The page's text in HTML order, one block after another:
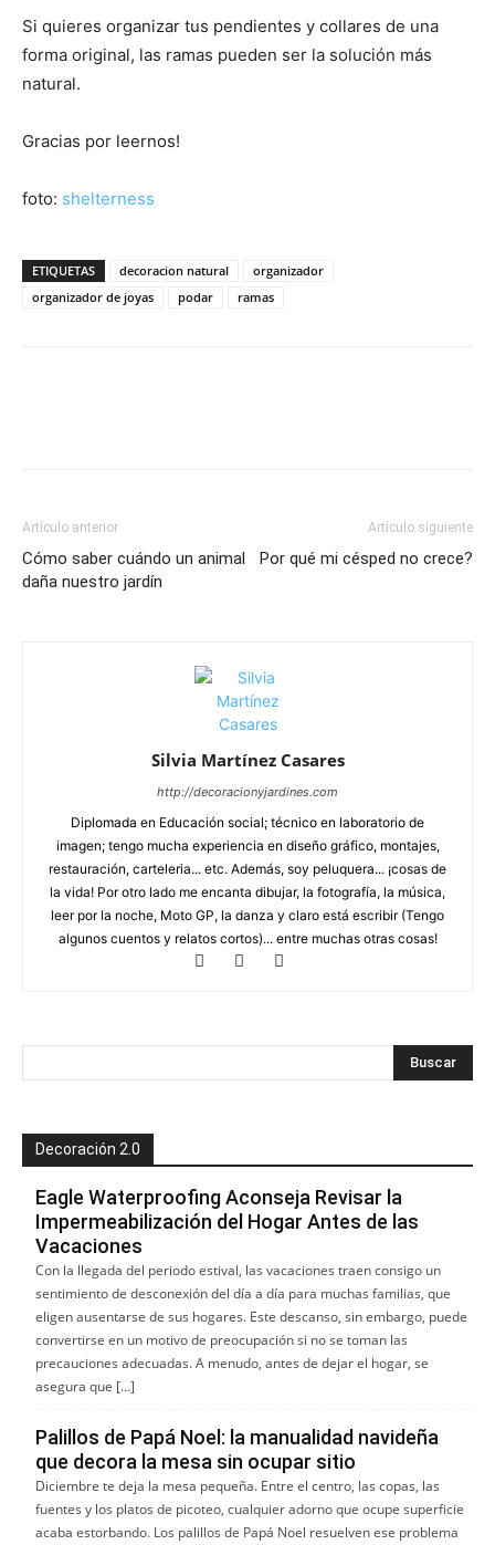
Si quieres organizar tus pendientes y collares de una
forma original, las ramas pueden ser la solución más
natural.
Gracias por leernos!
foto: shelterness
ETIQUETAS decoracion natural
organizador
organizador de joyas
podar ramas
Artículo anterior
Cómo saber cuándo un animal
daña nuestro jardín
Artículo siguiente
Por qué mi césped no crece?
Silvia Martínez Casares
http://decoracionyjardines.com
Diplomada en Educación social; técnico en laboratorio de
imagen; tengo mucha experiencia en diseño gráfico, montajes,
restauración, carteleria... etc. Además, soy peluquera... ¡cosas de
la vida! Por otro lado me encanta dibujar, la fotografía, la música,
leer por la noche, Moto GP, la danza y claro está escribir (Tengo
algunos cuentos y relatos cortos)... entre muchas otras cosas!
Decoración 2.0
Eagle Waterproofing Aconseja Revisar la
Impermeabilización del Hogar Antes de las
Vacaciones
Con la llegada del periodo estival, las vacaciones traen consigo un
sentimiento de desconexión del día a día para muchas familias, que
eligen ausentarse de sus hogares. Este descanso, sin embargo, puede
convertirse en un motivo de preocupación si no se toman las
precauciones adecuadas. A menudo, antes de dejar el hogar, se
asegura que […]
Palillos de Papá Noel: la manualidad navideña
que decora la mesa sin ocupar sitio
Diciembre te deja la mesa pequeña. Entre el centro, las copas, las
fuentes y los platos de picoteo, cualquier adorno que ocupe superficie
acaba estorbando. Los palillos de Papá Noel resuelven ese problema